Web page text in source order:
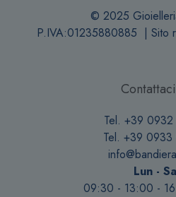
© 2025
P.IVA:01235880885 | Sito
Tel. +39
Tel. +39
Lun -
09:30 - 13:00 -